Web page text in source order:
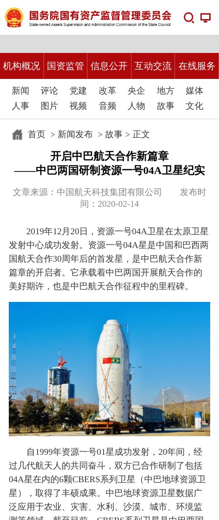
机构概况 国资监管 信息公开 互动交流 在线服务
新闻 评论 党建 改革 央企 地方
媒体
人事
图片 视频 音频 人物 故事 文化
首页 > 新闻发布> 故事> 正文
开启中巴航天合作新篇章
——中巴两国研制资源一号04A卫星纪实
文章来源：中国航天科技集团有限公司 发布时
间：2020-02-14
2019年12月20日，资源一号04A卫星在太原卫星
发射中心成功发射。资源一号04A星是中国和巴西两
国航天合作30周年后的首发星，是中巴航天合作新
篇章的开启者。它承载着中巴两国开展航天合作的
美好期许，也是中巴航天合作征程中的里程碑。
自1999年资源一号01星成功发射，20年间，经
过几代航天人的共同奋斗，双方已合作研制了包括
04A星在内的6颗CBERS系列卫星（中巴地球资源卫
星），取得了丰硕成果。中巴地球资源卫星数据广
泛应用于农业、灾害、水利、沙漠、城市、环境监